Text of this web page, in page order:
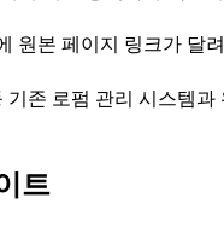
원본 페이지 링크가 달
기존 로펌 관리 시스템
트